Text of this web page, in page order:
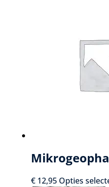
€ 12,95 Opties